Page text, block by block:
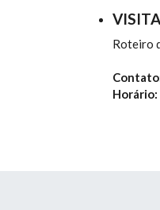
Roteiro
Horário: